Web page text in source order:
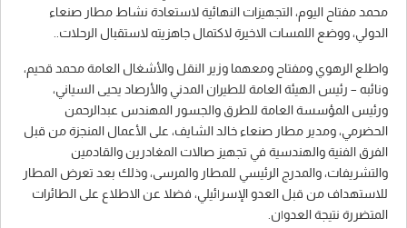
محمد مفتاح اليوم، التجهيزات النهائية لاستعادة نشاط مطار صنعاء
الدولي، ووضع اللمسات الاخيرة لاكتمال جاهزيته لاستقبال الرحلات..
واطلع الرهوي ومفتاح ومعهما وزير النقل والأشغال العامة محمد قحيم،
ونائبه – رئيس الهيئة العامة للطيران المدني والأرصاد يحيى السياني،
ورئيس المؤسسة العامة للطرق والجسور المهندس عبدالرحمن
الحضرمي، ومدير مطار صنعاء خالد الشايف، على الأعمال المنجزة من قبل
الفرق الفنية والهندسية في تجهيز صالات المغادرين والقادمين
والتشريفات، والمدرج الرئيسي للمطار والمرسى، وذلك بعد تعرض المطار
للاستهداف من قبل العدو الإسر|ئيلي، فضلا عن الاطلاع على الطائرات
المتضررة نتيجة العدو|ن.